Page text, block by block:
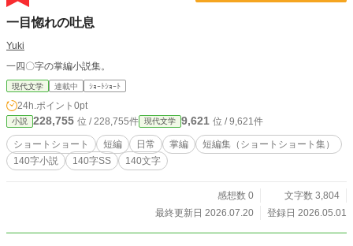
一目惚れの吐息
Yuki
一四〇字の掌編小説集。
現代文学 連載中 ｼｮｰﾄｼｮｰﾄ
24h.ポイント 0pt
小説 228,755 位 / 228,755件 現代文学 9,621 位 / 9,621件
ショートショート 短編 日常 掌編
短編集（ショートショート集）
140字小説
140字SS 140文字
感想数 0
文字数 3,804
最終更新日 2026.07.20
登録日 2026.05.01